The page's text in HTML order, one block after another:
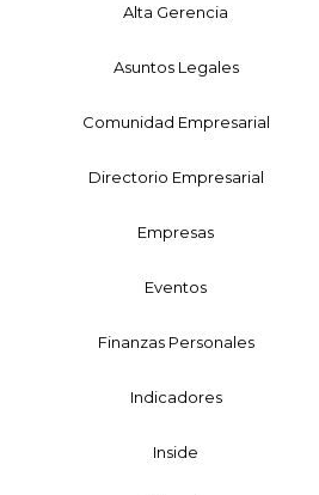
Alta Gerencia
Asuntos Legales
Comunidad Empresarial
Directorio Empresarial
Empresas
Eventos
Finanzas Personales
Indicadores
Inside